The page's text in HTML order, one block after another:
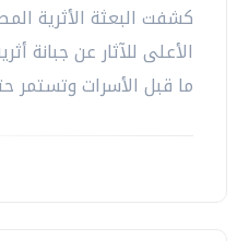
كشفت البعثة الأثرية
الأعلى للآثار عن جبانة
ما قبل الأسرات وتستمر